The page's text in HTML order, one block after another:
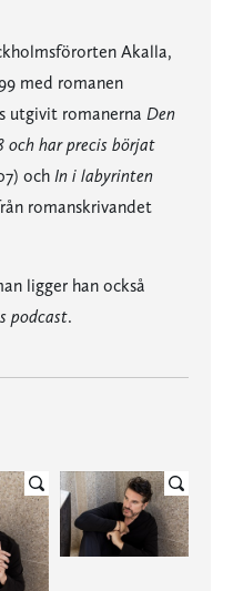
Akalla,
med romanen
utgivit romanerna Den
och har precis börjat
och In i labyrinten
romanskrivandet
ligger han också
podcast.